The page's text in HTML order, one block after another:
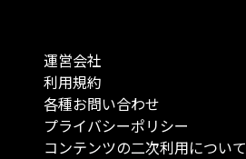
運営会社
利用規約
各種お問い合わせ
プライバシーポリシー
コンテンツの二次利用について